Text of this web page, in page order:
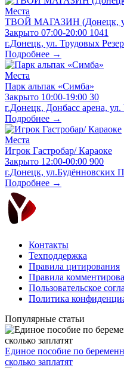
Места
ТВОЙ МАГАЗИН (Донецк,
Закрыто 07:00-20:00 1041
г.Донецк, ул. Трудовых
Подробнее →
Места
Парк альпак «Симба»
Закрыто 10:00-19:00 30
г.Донецк, Донбасс арена,
Подробнее →
Места
Игрок Гастробар/ Караоке
Закрыто 12:00-00:00 900
г.Донецк, ул.Будённовских
Подробнее →
Контакты
Техподдержка
Правила цитирования
Правила
Пользовательское
Политика
Популярные статьи
Единое пособие по
сколько заплатят